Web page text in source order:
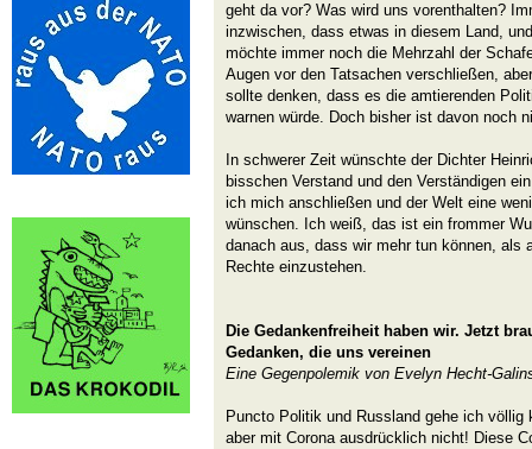
geht da vor? Was wird uns vorenthalten?
inzwischen, dass etwas in diesem Land,
möchte immer noch die Mehrzahl der
Augen vor den Tatsachen verschließen,
sollte denken, dass es die amtierenden
warnen würde. Doch bisher ist davon noch
In schwerer Zeit wünschte der Dichter
bisschen Verstand und den Verständigen
ich mich anschließen und der Welt eine
wünschen. Ich weiß, das ist ein frommer
danach aus, dass wir mehr tun können, als
Rechte einzustehen.
Die Gedankenfreiheit haben wir. Jetzt
Gedanken, die uns vereinen
Eine Gegenpolemik von Evelyn Hecht-
Puncto Politik und Russland gehe ich völlig
aber mit Corona ausdrücklich nicht! Diese